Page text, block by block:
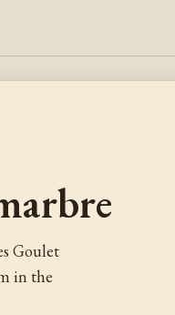
Goulet
in the